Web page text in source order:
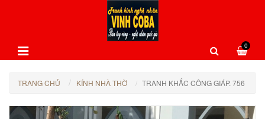
0
TRANG CHỦ KÍNH NHÀ THỜ TRANH KHẮC CÔNG GIÁP. 756